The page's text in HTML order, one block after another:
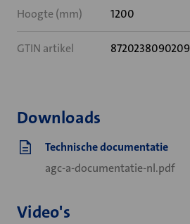
Hoogte (mm) 1200
GTIN artikel 8720238090209
Downloads
Technische documentatie
agc-a-documentatie-nl.pdf
Video's